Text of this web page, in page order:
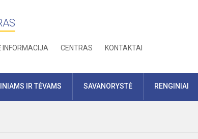
INFORMACIJA CENTRAS KONTAKTAI
IR TĖVAMS SAVANORYSTĖ RENGINIAI